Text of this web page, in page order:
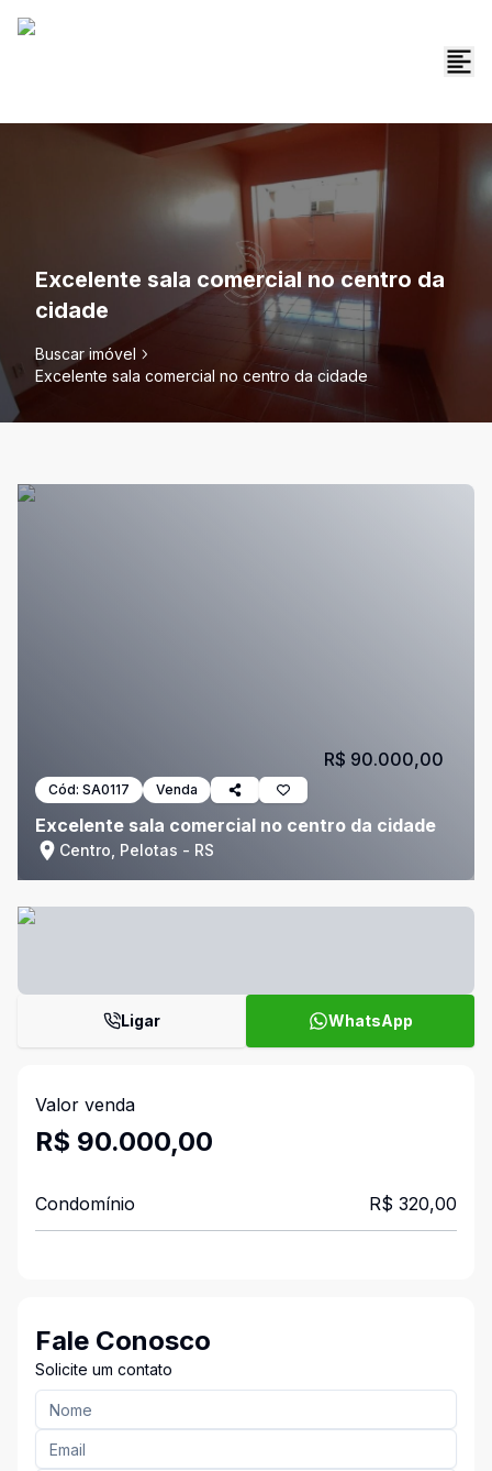
Excelente sala comercial no centro da
cidade
Buscar imóvel
Excelente sala comercial no centro da cidade
Cód: SA0117 Venda
Excelente sala comercial no centro da cidade
Centro, Pelotas - RS
R$ 90.000,00
Ligar WhatsApp
Valor venda
R$ 90.000,00
Condomínio R$ 320,00
Fale Conosco
Solicite um contato